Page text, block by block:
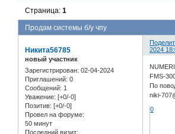
Продам системы б/у чпу
Страница:1
2024
Никита56785
новый участник
Зарегистрирован: 02-04-2024
Приглашений: 0
Сообщений: 1
Уважение: [+0/-0]
Позитив: [+0/-0]
Провел на форуме:
50 минут
Последний визит:
FMS-
По
niki-
0